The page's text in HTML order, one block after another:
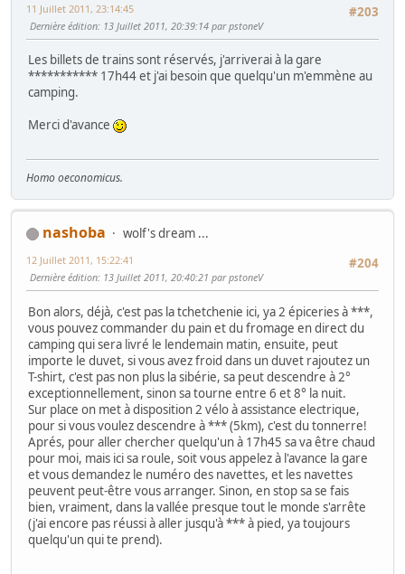
#203
11 Juillet 2011, 23:14:45
Dernière édition: 13 Juillet 2011, 20:39:14 par pstoneV
Les billets de trains sont réservés, j'arriverai à la gare
*********** 17h44 et j'ai besoin que quelqu'un m'emmène au
camping.
Merci d'avance
Homo oeconomicus.
nashoba
wolf's dream ...
#204
12 Juillet 2011, 15:22:41
Dernière édition: 13 Juillet 2011, 20:40:21 par pstoneV
Bon alors, déjà, c'est pas la tchetchenie ici, ya 2 épiceries à ***,
vous pouvez commander du pain et du fromage en direct du
camping qui sera livré le lendemain matin, ensuite, peut
importe le duvet, si vous avez froid dans un duvet rajoutez un
T-shirt, c'est pas non plus la sibérie, sa peut descendre à 2°
exceptionnellement, sinon sa tourne entre 6 et 8° la nuit.
Sur place on met à disposition 2 vélo à assistance electrique,
pour si vous voulez descendre à *** (5km), c'est du tonnerre!
Aprés, pour aller chercher quelqu'un à 17h45 sa va être chaud
pour moi, mais ici sa roule, soit vous appelez à l'avance la gare
et vous demandez le numéro des navettes, et les navettes
peuvent peut-être vous arranger. Sinon, en stop sa se fais
bien, vraiment, dans la vallée presque tout le monde s'arrête
(j'ai encore pas réussi à aller jusqu'à *** à pied, ya toujours
quelqu'un qui te prend).